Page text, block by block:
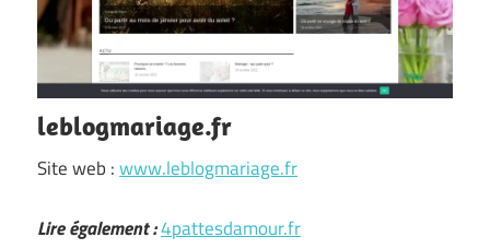
leblogmariage.fr
Site web :www.leblogmariage.fr
Lire également :4pattesdamour.fr